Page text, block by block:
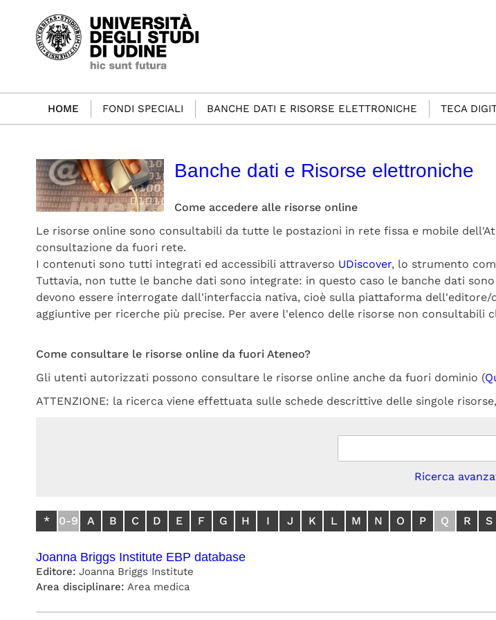
HOME FONDI SPECIALI BANCHE DATI E RISORSE ELETTRONICHE TECA
Banche dati e Risorse elettroniche
Come accedere alle risorse online
Le risorse online sono consultabili da tutte le postazioni in rete fissa e mobile
consultazione da fuori rete.
I contenuti sono tutti integrati ed accessibili attraverso UDiscover, lo strumento
Tuttavia, non tutte le banche dati sono integrate: in questo caso le banche dati
devono essere interrogate dall'interfaccia nativa, cioè sulla piattaforma
aggiuntive per ricerche più precise. Per avere l'elenco delle risorse non consultabili
Come consultare le risorse online da fuori Ateneo?
Gli utenti autorizzati possono consultare le risorse online anche da fuori dominio (
ATTENZIONE: la ricerca viene effettuata sulle schede descrittive delle singole
Ricerca
* 0-9 A B C D E F G H I J K L M N O P Q R S
Joanna Briggs Institute EBP database
Editore: Joanna Briggs Institute
Area disciplinare: Area medica